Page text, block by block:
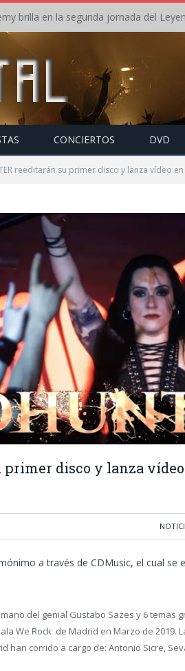
CONCIERTOS DVD
reeditarán su primer disco y lanza vídeo
primer disco y lanza
a través de CDMusic, el cual se
del genial Gustabo Sazes y 6 temas
We Rock de Madrid en Marzo de 2019.
han corrido a cargo de: Antonio Sicre,